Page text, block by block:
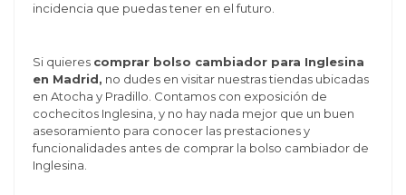
incidencia que puedas tener en el futuro.
Si quieres comprar bolso cambiador para Inglesina
en Madrid, no dudes en visitar nuestras tiendas ubicadas
en Atocha y Pradillo. Contamos con exposición de
cochecitos Inglesina, y no hay nada mejor que un buen
asesoramiento para conocer las prestaciones y
funcionalidades antes de comprar la bolso cambiador de
Inglesina.